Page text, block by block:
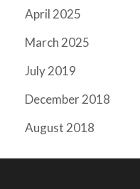
April 2025
March 2025
July 2019
December 2018
August 2018